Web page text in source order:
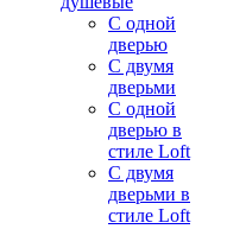
С одной
дверью
С двумя
дверьми
С одной
дверью в
стиле Loft
С двумя
дверьми в
стиле Loft